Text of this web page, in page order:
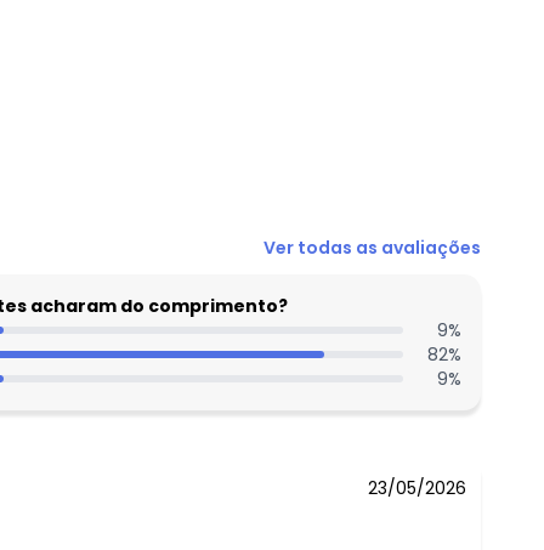
N/D*
R$ 18,49
R$ 18,49
R$ 20,99
N/D*
Ver todas as avaliações
acharam do comprimento?
9%
82%
9%
23/05/2026